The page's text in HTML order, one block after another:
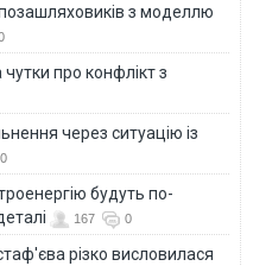
з моделлю
про конфлікт з
через ситуацію із
0
будуть по-
167 0
різко висловилася